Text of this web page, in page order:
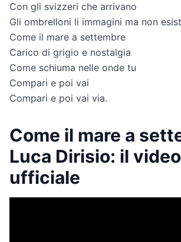
Con gli svizzeri che arrivano
Gli ombrelloni li immagini ma non
Come il mare a settembre
Carico di grigio e nostalgia
Come schiuma nelle onde tu
Compari e poi vai
Compari e poi vai via.
Come il mare a
Luca Dirisio: il video
ufficiale